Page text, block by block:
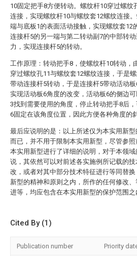
10固定把手8方便转动。螺纹杆10穿过螺纹
连接，实现螺纹杆10与螺纹套12螺纹连接
端与底板1的表面活动接触，实现螺纹套12
连接杆5的另一端与第二转动副7的中部转
力，实现连接杆5的转动。
工作原理：转动把手8，使螺纹杆10转动，
穿过螺纹孔11与螺纹套12螺纹连接，于是螺
带动连接杆5转动，于是连接杆5带动活动
实现活动板6角度的改变，活动板6的侧边
3找到需要使用的角度，停止转动把手8后
6固定在该角度位置，因此方便各种角度的
最后应说明的是：以上所述仅为本实用新型
而已，并不用于限制本实用新型，尽管参
本实用新型进行了详细的说明，对于本领
说，其依然可以对前述各实施例所记载的
改，或者对其中部分技术特征进行等同替换
新型的精神和原则之内，所作的任何修改
进等，均应包含在本实用新型的保护范围之
Cited By (1)
Publication number Priority